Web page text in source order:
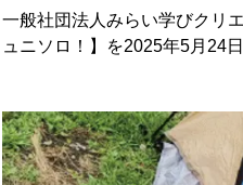
一般社団法人みらい学びクリ
ュニソロ！】を2025年5月24